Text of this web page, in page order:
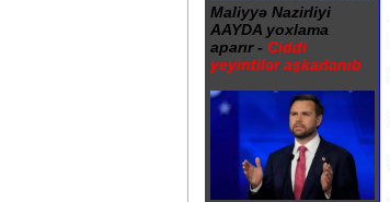
Maliyyə Nazirliyi
AAYDA yoxlama
aparır - Ciddi
yeyintilər aşkarlanıb